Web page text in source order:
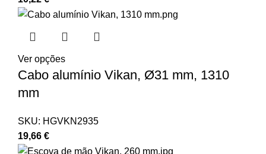
Ver opções
Cabo alumínio Vikan, Ø31 mm, 1310
mm
SKU: HGVKN2935
19,66 €